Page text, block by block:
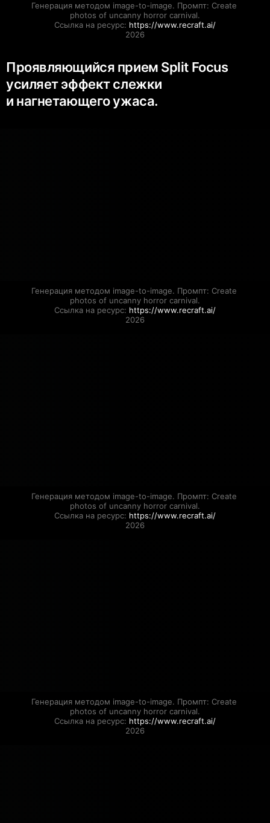
Генерация методом image-to-image. Промпт: Create
photos of uncanny horror carnival.
Ссылка на ресурс: https://www.recraft.ai/
2026
Проявляющийся прием Split Focus
усиляет эффект слежки
и нагнетающего ужаса.
Генерация методом image-to-image. Промпт: Create
photos of uncanny horror carnival.
Ссылка на ресурс: https://www.recraft.ai/
2026
Генерация методом image-to-image. Промпт: Create
photos of uncanny horror carnival.
Ссылка на ресурс: https://www.recraft.ai/
2026
Генерация методом image-to-image. Промпт: Create
photos of uncanny horror carnival.
Ссылка на ресурс: https://www.recraft.ai/
2026